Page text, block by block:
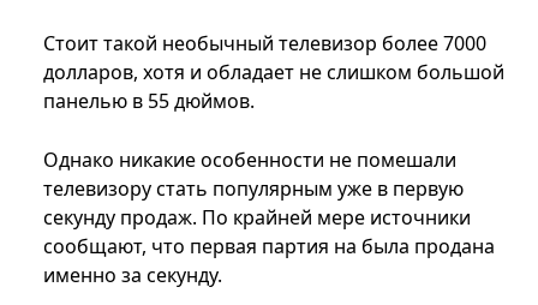
Стоит такой необычный телевизор более 7000
долларов, хотя и обладает не слишком большой
панелью в 55 дюймов.
Однако никакие особенности не помешали
телевизору стать популярным уже в первую
секунду продаж. По крайней мере источники
сообщают, что первая партия на была продана
именно за секунду.